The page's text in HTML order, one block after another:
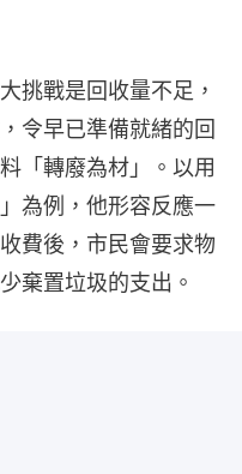
挑戰是回收量不足，
令早已準備就緒的回
「轉廢為材」。以用
為例，他形容反應一
費後，市民會要求物
棄置垃圾的支出。